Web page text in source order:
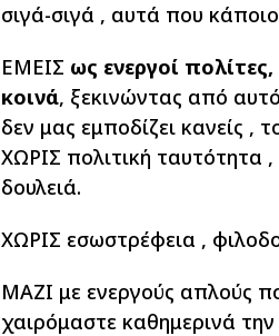
σιγά-σιγά , αυτά που
ΕΜΕΙΣ ως ενεργοί
κοινά, ξεκινώντας από
δεν μας εμποδίζει κανείς ,
ΧΩΡΙΣ πολιτική ταυτότητα
δουλειά.
ΧΩΡΙΣ εσωστρέφεια ,
ΜΑΖΙ με ενεργούς απλούς
χαιρόμαστε καθημερινά